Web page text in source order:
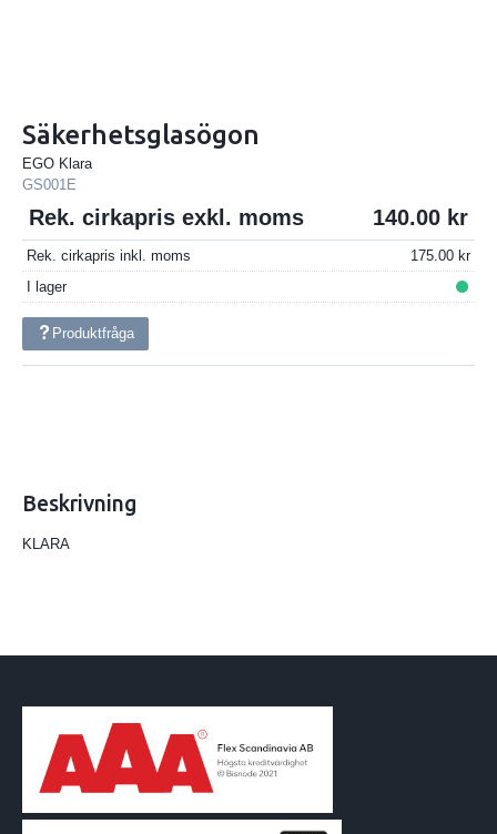
Säkerhetsglasögon
EGO Klara
GS001E
Rek. cirkapris exkl. moms 140.00
Rek. cirkapris inkl. moms
175.00
I lager
Produktfråga
Beskrivning
KLARA